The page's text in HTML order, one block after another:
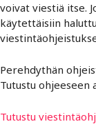
voivat viestiä itse.
käytettäisiin
Perehdythän
Tutustu ohjeeseen
Tutustu